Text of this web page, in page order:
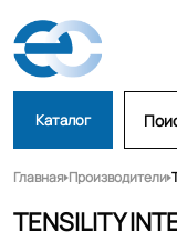
Каталог
Главная Производители
TENSILITY